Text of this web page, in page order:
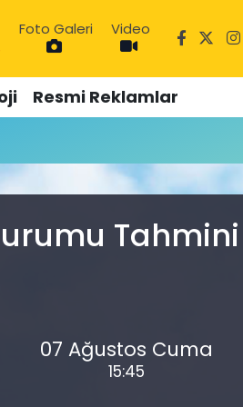
Foto Galeri Video
Resmi Reklamlar
Tahmini
07 Ağustos Cuma
15:45